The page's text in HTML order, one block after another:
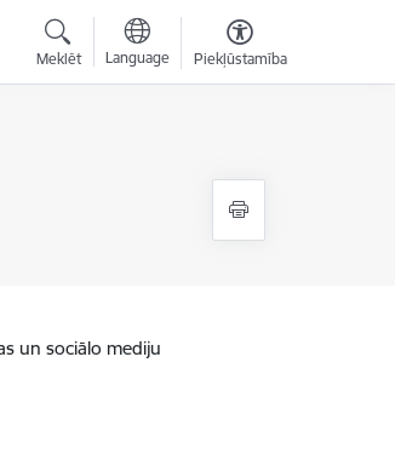
Meklēt Language Piekļūstamība
un sociālo mediju